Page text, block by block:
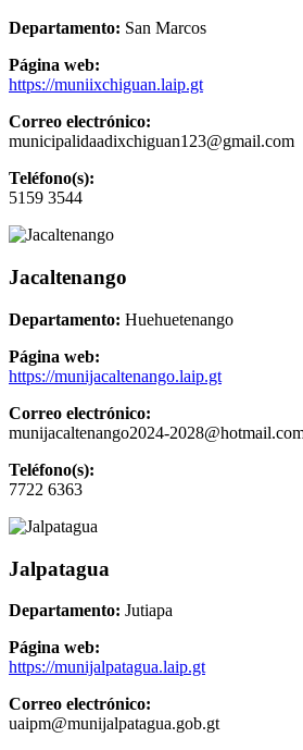
Departamento: San Marcos
Página web:
https://muniixchiguan.laip.gt
Correo electrónico:
municipalidaadixchiguan123@gmail.com
Teléfono(s):
5159 3544
Jacaltenango
Departamento: Huehuetenango
Página web:
https://munijacaltenango.laip.gt
Correo electrónico:
munijacaltenango2024-
Teléfono(s):
7722 6363
Jalpatagua
Departamento: Jutiapa
Página web:
https://munijalpatagua.laip.gt
Correo electrónico:
uaipm@munijalpatagua.gob.gt